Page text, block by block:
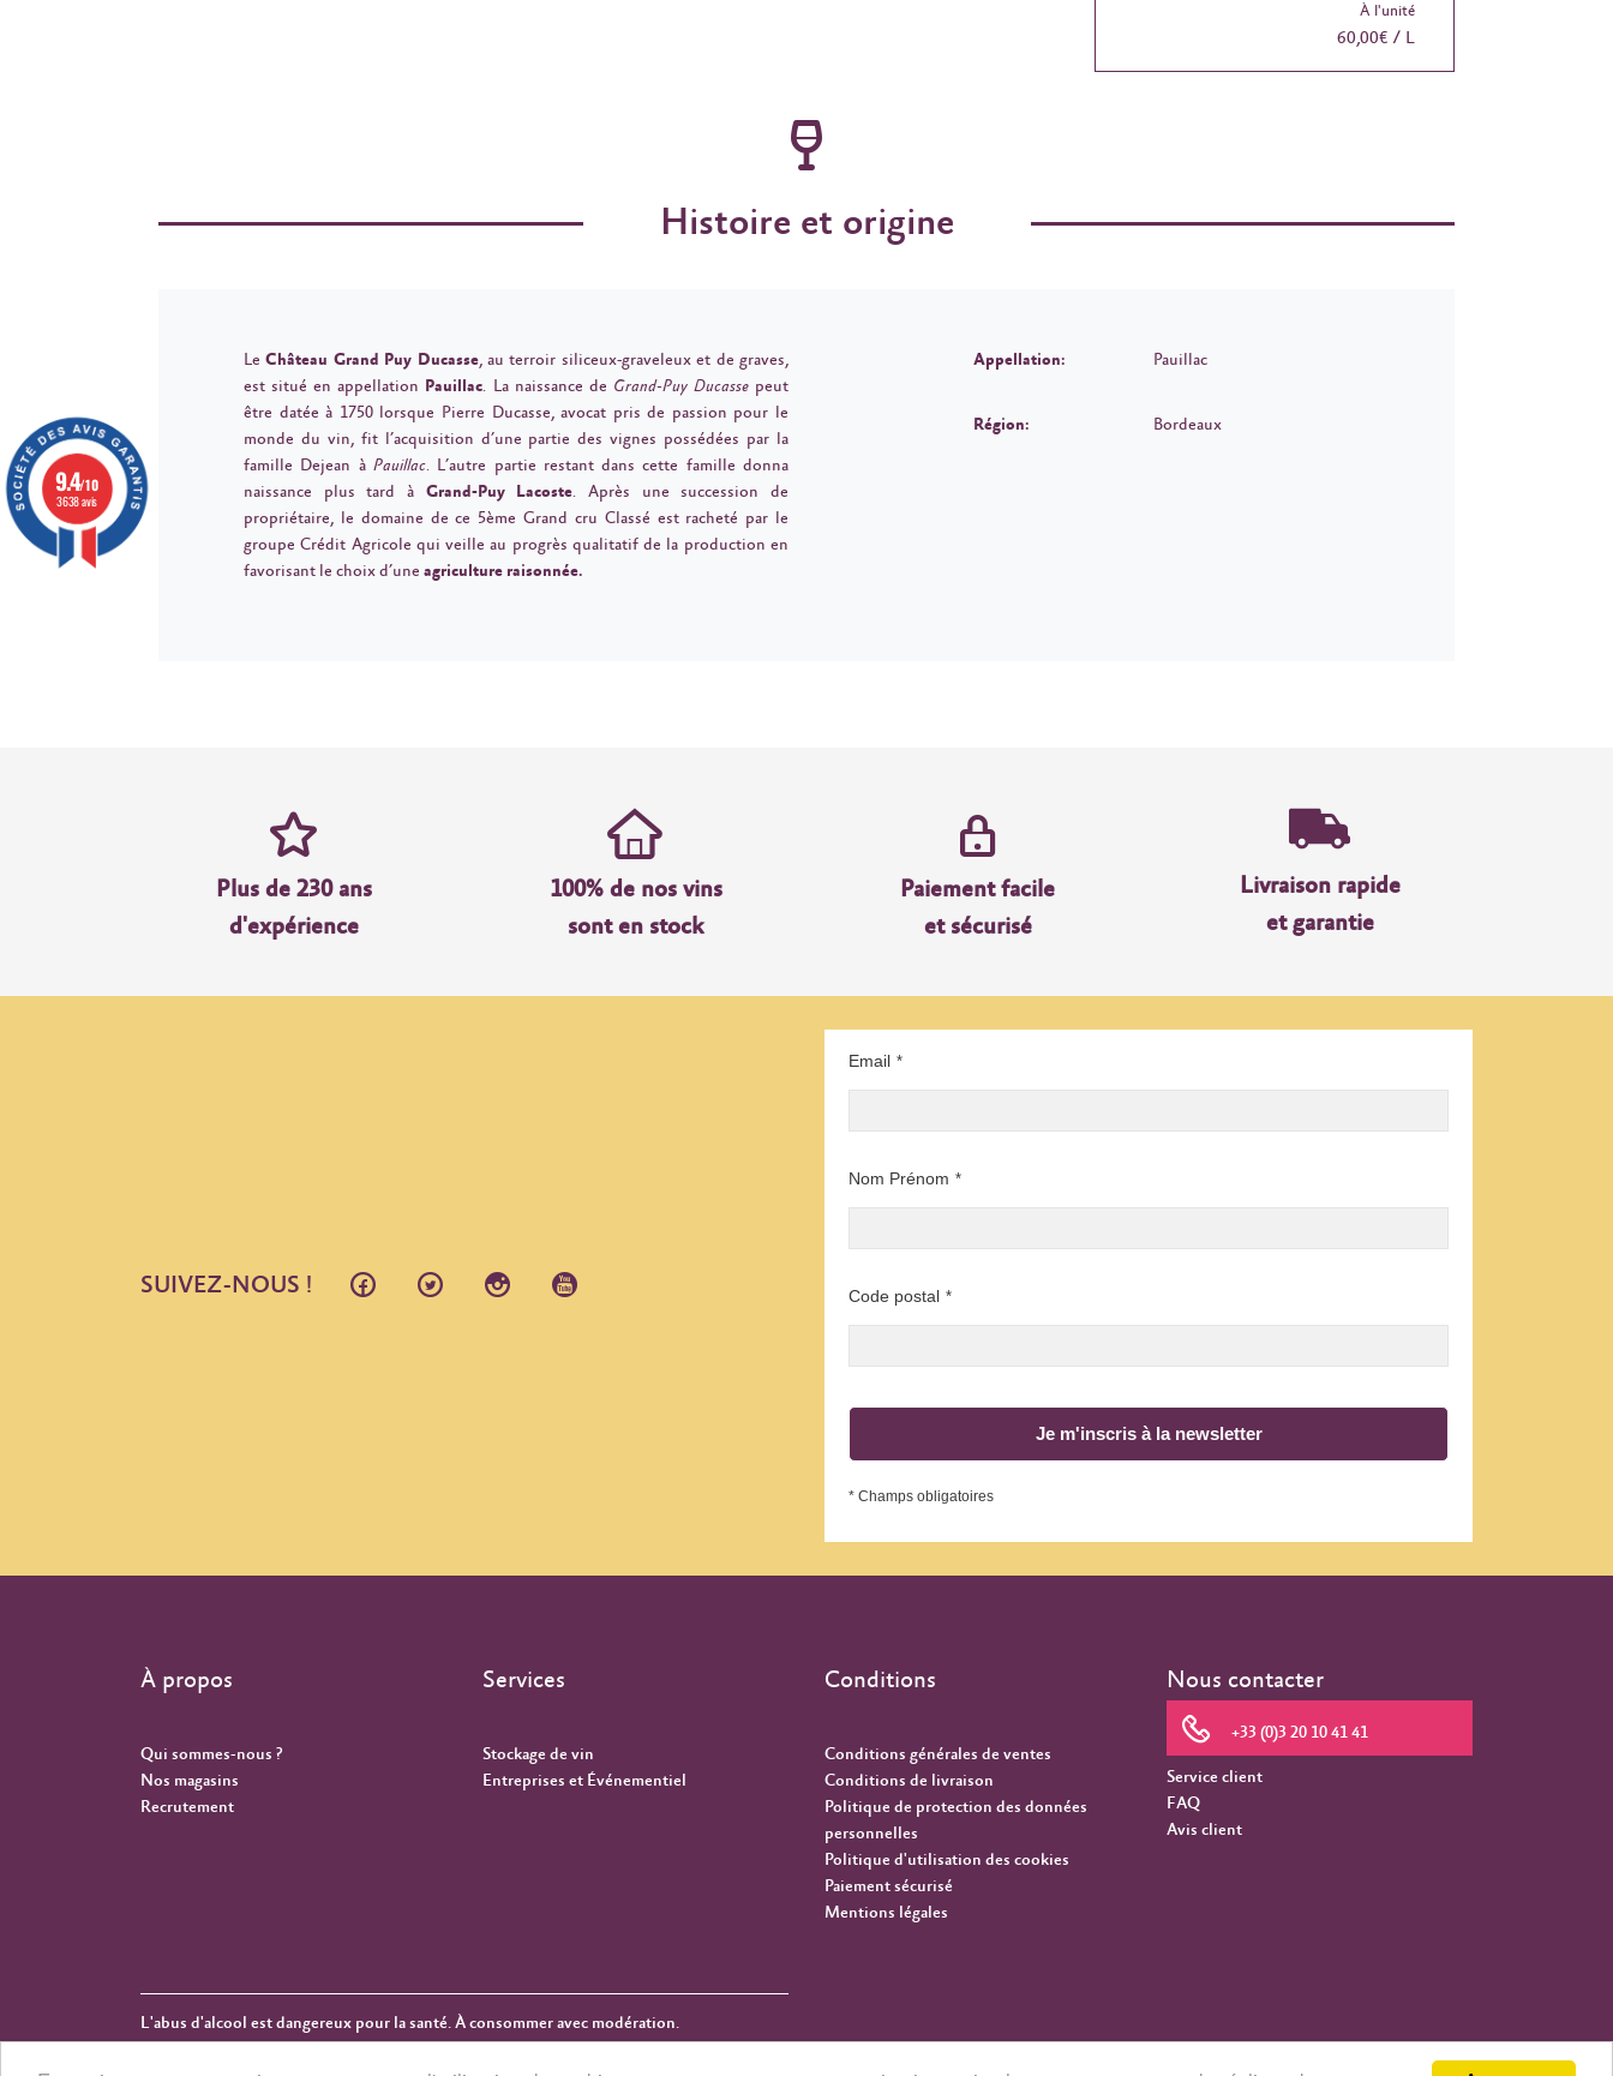
À l'unité
60,00€ / L
Histoire et origine
LeChâteau Grand Puy Ducasse, au terroir siliceux-graveleux et de graves,
est situé en appellation Pauillac. La naissance de Grand-Puy Ducassepeut
être datée à 1750 lorsque Pierre Ducasse, avocat pris de passion pour le
monde du vin, fit l’acquisition d’une partie des vignes possédées par la
famille Dejean à Pauillac. L’autre partie restant dans cette famille donna
naissance plus tard à Grand-Puy Lacoste. Après une succession de
propriétaire, le domaine de ce 5ème Grand cru Classé est racheté par le
groupe Crédit Agricole qui veille au progrès qualitatif de la production en
favorisant le choix d’une agriculture raisonnée.
Appellation: Pauillac
Région: Bordeaux
Plus de 230 ans
d'expérience
100% de nos vins
sont en stock
Paiement facile
et sécurisé
Livraison rapide
et garantie
SUIVEZ-NOUS !
Email *
Nom Prénom *
Code postal *
Je m'inscris à la newsletter
* Champs obligatoires
À propos
Qui sommes-nous ?
Nos magasins
Recrutement
Services
Stockage de vin
Entreprises et Événementiel
Conditions
Conditions générales de ventes
Conditions de livraison
Politique de protection des données
personnelles
Politique d'utilisation des cookies
Paiement sécurisé
Mentions légales
Nous contacter
+33 (0)3 20 10 41 41
Service client
FAQ
Avis client
L'abus d'alcool est dangereux pour la santé. À consommer avec modération.
9.4/10
3638 avis